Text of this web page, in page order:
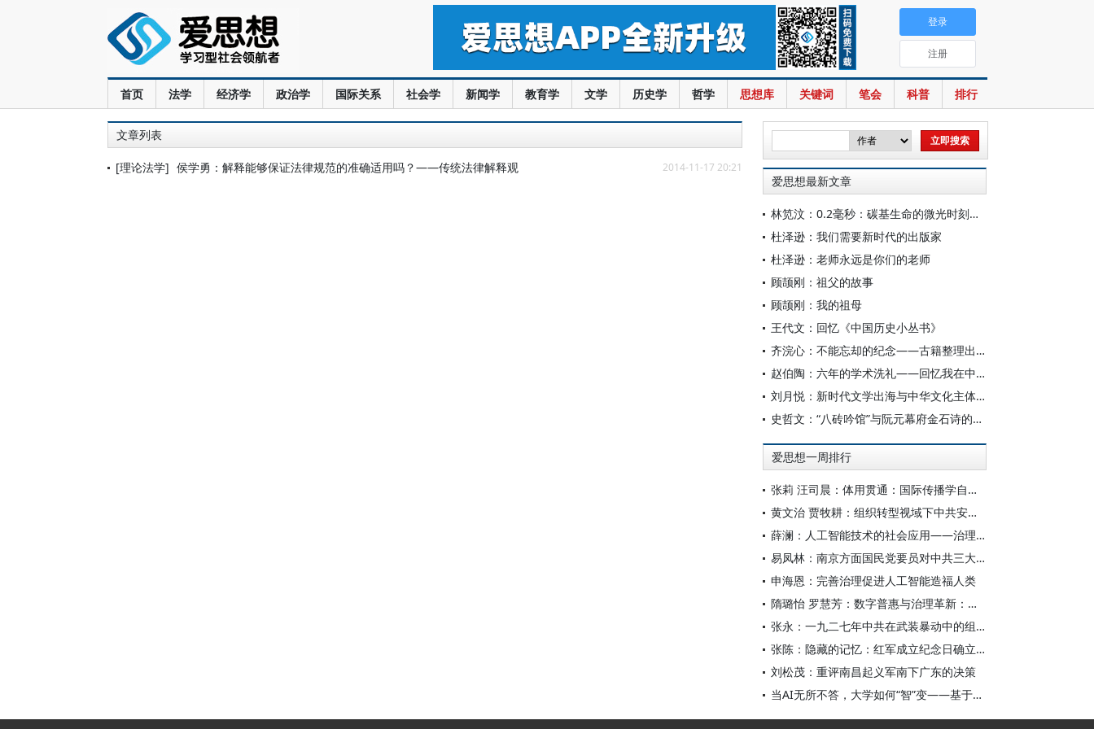
首页 法学 经济学 政治学 国际关系 社会学 新闻学 教育学 文学 历史学 哲学 思想库 关键词 笔会 科普 排行
登录
注册
文章列表
[理论法学] 侯学勇：解释能够保证法律规范的准确适用吗？——传统法律解释观 2014-11-17 20:21
爱思想最新文章
林笕汶：0.2毫秒：碳基生命的微光时刻——读邵春堡《未来人类：科技拓展无限可能》
杜泽逊：我们需要新时代的出版家
杜泽逊：老师永远是你们的老师
顾颉刚：祖父的故事
顾颉刚：我的祖母
王代文：回忆《中国历史小丛书》
齐浣心：不能忘却的纪念——古籍整理出版规划小组成立六十载记
赵伯陶：六年的学术洗礼——回忆我在中华书局的日子
刘月悦：新时代文学出海与中华文化主体性建构
史哲文：“八砖吟馆”与阮元幕府金石诗的学人品格、诗学祈向
爱思想一周排行
张莉 汪司晨：体用贯通：国际传播学自主知识体系的建构逻辑与学科交叉进路
黄文治 贾牧耕：组织转型视域下中共安徽省临时委员会的“两建两废”（1927—1931）
薛澜：人工智能技术的社会应用——治理挑战
易凤林：南京方面国民党要员对中共三大起义的反应
申海恩：完善治理促进人工智能造福人类
隋璐怡 罗慧芳：数字普惠与治理革新：中国人工智能赋能全球南方发展
张永：一九二七年中共在武装暴动中的组织转型
张陈：隐藏的记忆：红军成立纪念日确立前中共对南昌起义的纪念
刘松茂：重评南昌起义军南下广东的决策
当AI无所不答，大学如何“智”变——基于全国400余所高校本科生AI使用情况的调查与思考